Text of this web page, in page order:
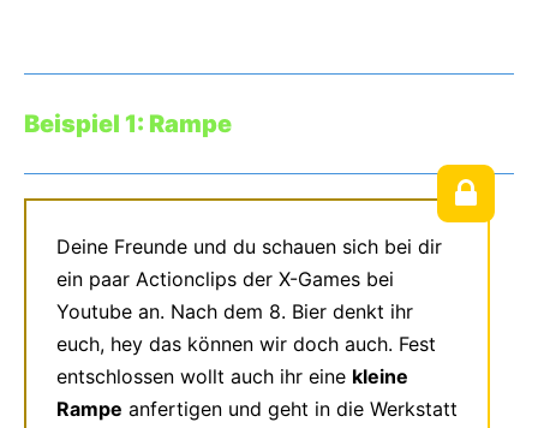
Beispiel 1: Rampe
Deine Freunde und du schauen sich bei dir
ein paar Actionclips der X-Games bei
Youtube an. Nach dem 8. Bier denkt ihr
euch, hey das können wir doch auch. Fest
entschlossen wollt auch ihr eine kleine
Rampe anfertigen und geht in die Werkstatt